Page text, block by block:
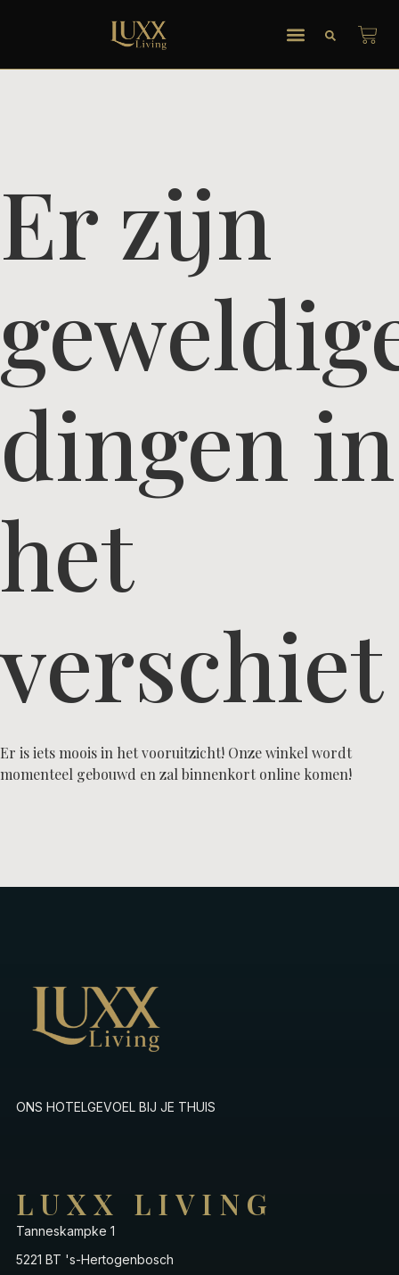
Er zijn
dingen in
het
verschiet
Er is iets moois in het vooruitzicht! Onze winkel wordt
momenteel gebouwd en zal binnenkort online komen!
ONS HOTELGEVOEL BIJ JE THUIS
LUXX LIVING
Tanneskampke 1
5221 BT 's-Hertogenbosch